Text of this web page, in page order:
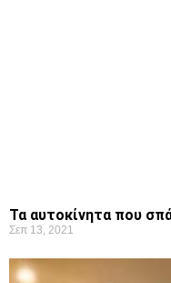
Τα αυτοκίνητα που
Σεπ 13, 2021